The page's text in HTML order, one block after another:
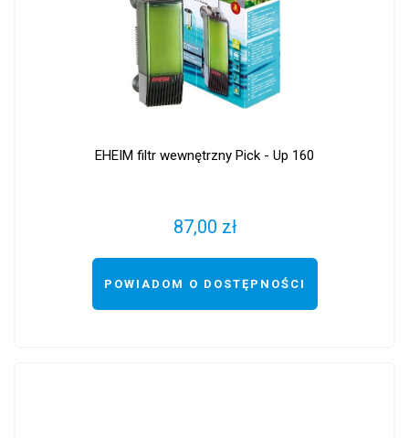
EHEIM filtr wewnętrzny Pick - Up 160
87,00 zł
POWIADOM O DOSTĘPNOŚCI